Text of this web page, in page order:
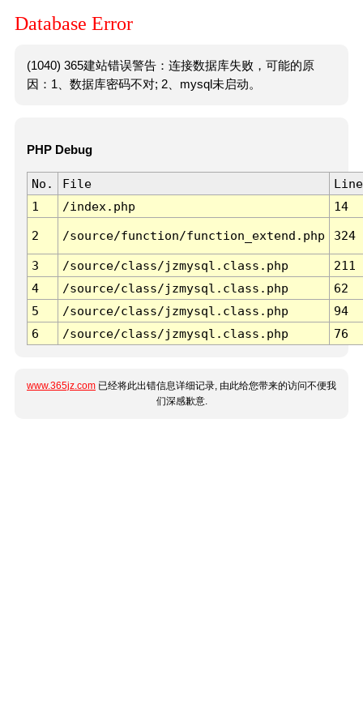
Database Error
(1040) 365建站错误警告：连接数据库失败，可能的原
因：1、数据库密码不对; 2、mysql未启动。
PHP Debug
No. File
Line
1
/index.php 14
2 /source/function/function_extend.php 324
3 /source/class/jzmysql.class.php
211
4
/source/class/jzmysql.class.php
62
5
/source/class/jzmysql.class.php
94
6
/source/class/jzmysql.class.php 76
www.365jz.com 已经将此出错信息详细记录, 由此给您带来的访问不便我
们深感歉意.